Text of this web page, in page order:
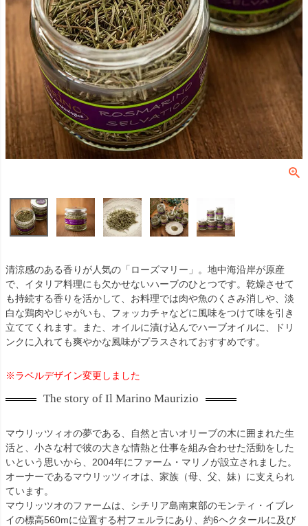
清涼感のある香りが人気の「ローズマリー」。地中海沿岸が原産
で、イタリア料理にも欠かせないハーブのひとつです。乾燥させて
も持続する香りを活かして、お料理では肉や魚のくさみ消しや、淡
白な鶏肉やじゃがいも、フォッカチャなどに風味をつけて味を引き
立ててくれます。また、オイルに漬け込んでハーブオイルに、ドリ
ンクに入れても爽やかな風味がプラスされておすすめです。
※ラベルデザイン変更しました
The story of Il Marino Maurizio
マウリッツィオの夢である、自然と古いオリーブの木に囲まれた生
活と、小さな村で彼の大きな情熱と仕事を組み合わせた活動をした
いという思いから、2004年にファーム・マリノが設立されました。
オーナーであるマウリッツィオは、家族（母、父、妹）に支えられ
ています。
マウリッツオのファームは、シチリア島南東部のモンティ・イブレ
イの標高560mに位置する村フェルラにあり、約6ヘクタールに及び